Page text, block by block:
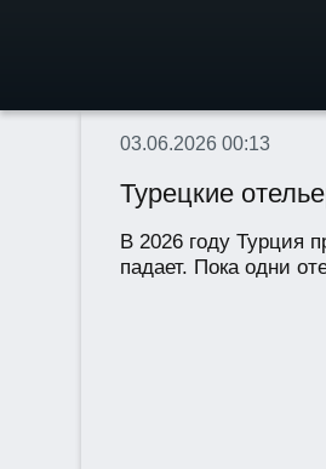
03.06.2026 00:13
Турецкие
В 2026 году Турция
падает. Пока одни